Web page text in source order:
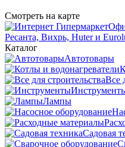
Смотреть на карте
Ресанта, Вихрь, Huter и
Каталог
Автотовары
Все
Лампы
Садовая